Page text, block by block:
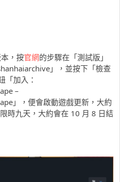
，按官網的步驟在「測試版」
」，並按下「檢查
「加入：
–
」，便會啟動遊戲更新，大約
時九天，大約會在 10 月 8 日結